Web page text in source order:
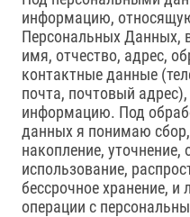
информацию,
Персональных Данных,
имя, отчество, адрес,
контактные данные
почта, почтовый
информацию. Под
данных я понимаю
накопление, уточнение,
использование,
бессрочное хранение,
операции с